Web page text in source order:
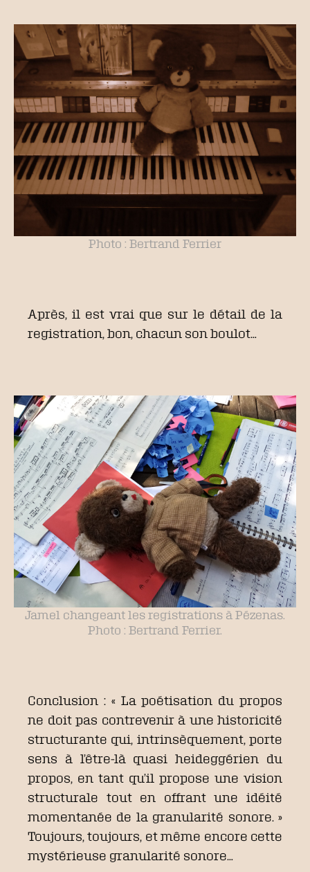
Photo : Bertrand Ferrier
Après, il est vrai que sur le détail de la
registration, bon, chacun son boulot…
Jamel changeant les registrations à Pézenas.
Photo : Bertrand Ferrier.
Conclusion : « La poétisation du propos
ne doit pas contrevenir à une historicité
structurante qui, intrinsèquement, porte
sens à l’être-là quasi heideggérien du
propos, en tant qu’il propose une vision
structurale tout en offrant une idéité
momentanée de la granularité sonore. »
Toujours, toujours, et même encore cette
mystérieuse granularité sonore…